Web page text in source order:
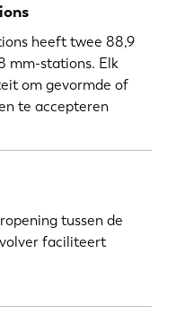
heeft twee 88,9
mm-stations. Elk
om gevormde of
te accepteren
tussen de
faciliteert